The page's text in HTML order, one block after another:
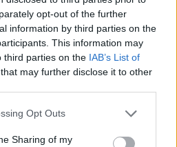
opt-out of the further
information by third parties on the
This information may
third parties on the IAB’s List of
that may further disclose it to other
app uses one or more Google
behaviour. You may click to
Opt Outs
Sharing of my
Με τα λίγα και τα
ανακοίνωση της
σταματά οριστικά